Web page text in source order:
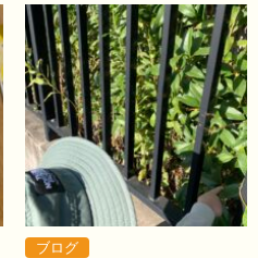
ブログ